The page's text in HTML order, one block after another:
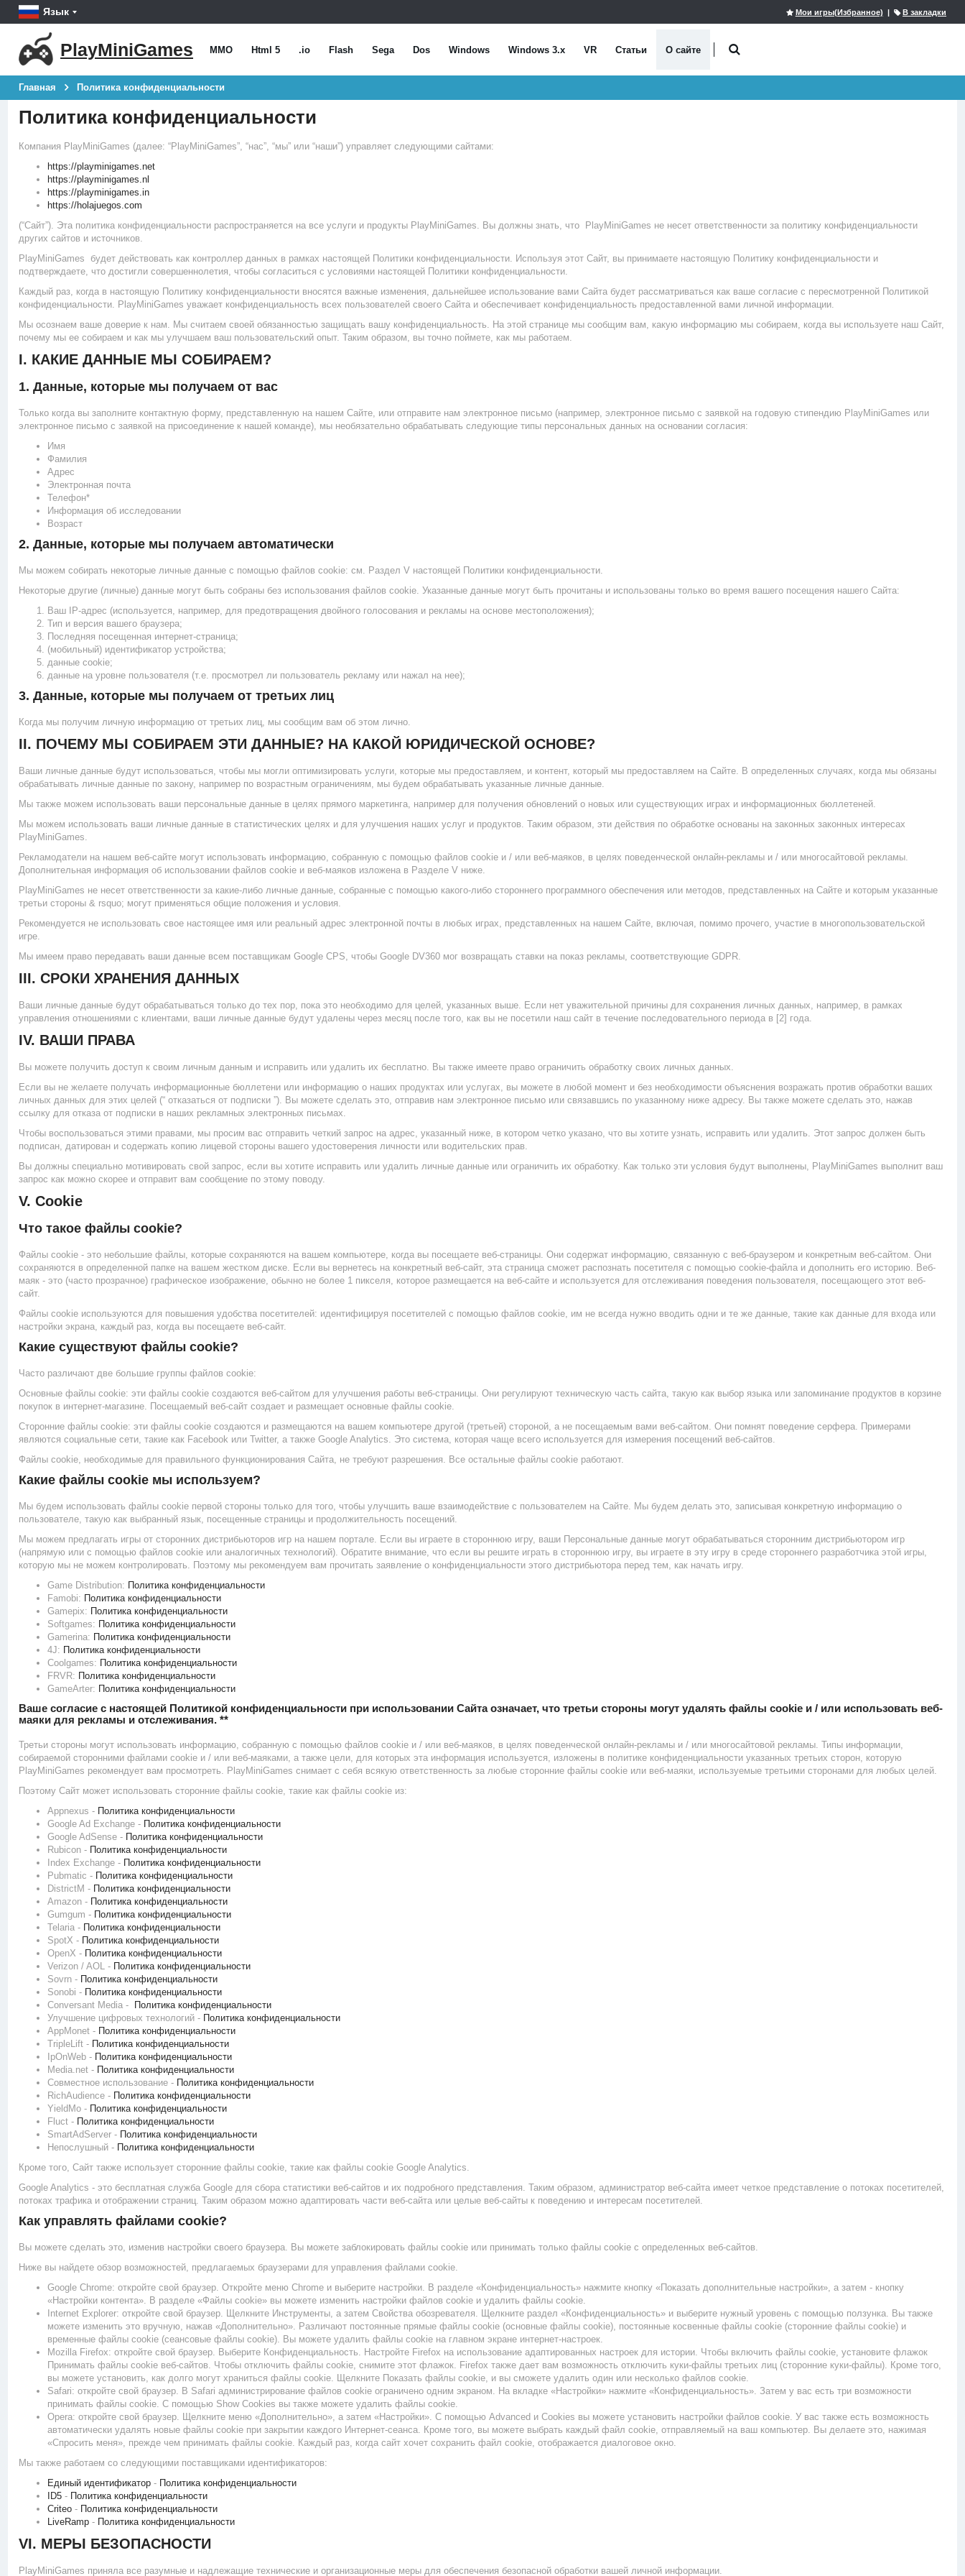
Язык Мои игры(Избранное) | В закладки
PlayMiniGames MMO Html 5 .io Flash Sega Dos Windows Windows 3.x VR Статьи О сайте
Главная Политика конфиденциальности
Политика конфиденциальности
Компания PlayMiniGames (далее: “PlayMiniGames”, “нас”, “мы” или “наши”) управляет следующими сайтами:
https://playminigames.net
https://playminigames.nl
https://playminigames.in
https://holajuegos.com
(“Сайт”). Эта политика конфиденциальности распространяется на все услуги и продукты PlayMiniGames. Вы должны знать, что PlayMiniGames не несет ответственности за политику конфиденциальности
других сайтов и источников.
PlayMiniGames будет действовать как контроллер данных в рамках настоящей Политики конфиденциальности. Используя этот Сайт, вы принимаете настоящую Политику конфиденциальности и
подтверждаете, что достигли совершеннолетия, чтобы согласиться с условиями настоящей Политики конфиденциальности.
Каждый раз, когда в настоящую Политику конфиденциальности вносятся важные изменения, дальнейшее использование вами Сайта будет рассматриваться как ваше согласие с пересмотренной Политикой
конфиденциальности. PlayMiniGames уважает конфиденциальность всех пользователей своего Сайта и обеспечивает конфиденциальность предоставленной вами личной информации.
Мы осознаем ваше доверие к нам. Мы считаем своей обязанностью защищать вашу конфиденциальность. На этой странице мы сообщим вам, какую информацию мы собираем, когда вы используете наш Сайт,
почему мы ее собираем и как мы улучшаем ваш пользовательский опыт. Таким образом, вы точно поймете, как мы работаем.
I. КАКИЕ ДАННЫЕ МЫ СОБИРАЕМ?
1. Данные, которые мы получаем от вас
Только когда вы заполните контактную форму, представленную на нашем Сайте, или отправите нам электронное письмо (например, электронное письмо с заявкой на годовую стипендию PlayMiniGames или
электронное письмо с заявкой на присоединение к нашей команде), мы необязательно обрабатывать следующие типы персональных данных на основании согласия:
Имя
Фамилия
Адрес
Электронная почта
Телефон*
Информация об исследовании
Возраст
2. Данные, которые мы получаем автоматически
Мы можем собирать некоторые личные данные с помощью файлов cookie: см. Раздел V настоящей Политики конфиденциальности.
Некоторые другие (личные) данные могут быть собраны без использования файлов cookie. Указанные данные могут быть прочитаны и использованы только во время вашего посещения нашего Сайта:
Ваш IP-адрес (используется, например, для предотвращения двойного голосования и рекламы на основе местоположения);
Тип и версия вашего браузера;
Последняя посещенная интернет-страница;
(мобильный) идентификатор устройства;
данные cookie;
данные на уровне пользователя (т.е. просмотрел ли пользователь рекламу или нажал на нее);
3. Данные, которые мы получаем от третьих лиц
Когда мы получим личную информацию от третьих лиц, мы сообщим вам об этом лично.
II. ПОЧЕМУ МЫ СОБИРАЕМ ЭТИ ДАННЫЕ? НА КАКОЙ ЮРИДИЧЕСКОЙ ОСНОВЕ?
Ваши личные данные будут использоваться, чтобы мы могли оптимизировать услуги, которые мы предоставляем, и контент, который мы предоставляем на Сайте. В определенных случаях, когда мы обязаны
обрабатывать личные данные по закону, например по возрастным ограничениям, мы будем обрабатывать указанные личные данные.
Мы также можем использовать ваши персональные данные в целях прямого маркетинга, например для получения обновлений о новых или существующих играх и информационных бюллетеней.
Мы можем использовать ваши личные данные в статистических целях и для улучшения наших услуг и продуктов. Таким образом, эти действия по обработке основаны на законных законных интересах
PlayMiniGames.
Рекламодатели на нашем веб-сайте могут использовать информацию, собранную с помощью файлов cookie и / или веб-маяков, в целях поведенческой онлайн-рекламы и / или многосайтовой рекламы.
Дополнительная информация об использовании файлов cookie и веб-маяков изложена в Разделе V ниже.
PlayMiniGames не несет ответственности за какие-либо личные данные, собранные с помощью какого-либо стороннего программного обеспечения или методов, представленных на Сайте и которым указанные
третьи стороны & rsquo; могут применяться общие положения и условия.
Рекомендуется не использовать свое настоящее имя или реальный адрес электронной почты в любых играх, представленных на нашем Сайте, включая, помимо прочего, участие в многопользовательской
игре.
Мы имеем право передавать ваши данные всем поставщикам Google CPS, чтобы Google DV360 мог возвращать ставки на показ рекламы, соответствующие GDPR.
III. СРОКИ ХРАНЕНИЯ ДАННЫХ
Ваши личные данные будут обрабатываться только до тех пор, пока это необходимо для целей, указанных выше. Если нет уважительной причины для сохранения личных данных, например, в рамках
управления отношениями с клиентами, ваши личные данные будут удалены через месяц после того, как вы не посетили наш сайт в течение последовательного периода в [2] года.
IV. ВАШИ ПРАВА
Вы можете получить доступ к своим личным данным и исправить или удалить их бесплатно. Вы также имеете право ограничить обработку своих личных данных.
Если вы не желаете получать информационные бюллетени или информацию о наших продуктах или услугах, вы можете в любой момент и без необходимости объяснения возражать против обработки ваших
личных данных для этих целей (“ отказаться от подписки ”). Вы можете сделать это, отправив нам электронное письмо или связавшись по указанному ниже адресу. Вы также можете сделать это, нажав
ссылку для отказа от подписки в наших рекламных электронных письмах.
Чтобы воспользоваться этими правами, мы просим вас отправить четкий запрос на адрес, указанный ниже, в котором четко указано, что вы хотите узнать, исправить или удалить. Этот запрос должен быть
подписан, датирован и содержать копию лицевой стороны вашего удостоверения личности или водительских прав.
Вы должны специально мотивировать свой запрос, если вы хотите исправить или удалить личные данные или ограничить их обработку. Как только эти условия будут выполнены, PlayMiniGames выполнит ваш
запрос как можно скорее и отправит вам сообщение по этому поводу.
V. Cookie
Что такое файлы cookie?
Файлы cookie - это небольшие файлы, которые сохраняются на вашем компьютере, когда вы посещаете веб-страницы. Они содержат информацию, связанную с веб-браузером и конкретным веб-сайтом. Они
сохраняются в определенной папке на вашем жестком диске. Если вы вернетесь на конкретный веб-сайт, эта страница сможет распознать посетителя с помощью cookie-файла и дополнить его историю. Веб-
маяк - это (часто прозрачное) графическое изображение, обычно не более 1 пикселя, которое размещается на веб-сайте и используется для отслеживания поведения пользователя, посещающего этот веб-
сайт.
Файлы cookie используются для повышения удобства посетителей: идентифицируя посетителей с помощью файлов cookie, им не всегда нужно вводить одни и те же данные, такие как данные для входа или
настройки экрана, каждый раз, когда вы посещаете веб-сайт.
Какие существуют файлы cookie?
Часто различают две большие группы файлов cookie:
Основные файлы cookie: эти файлы cookie создаются веб-сайтом для улучшения работы веб-страницы. Они регулируют техническую часть сайта, такую ​​как выбор языка или запоминание продуктов в корзине
покупок в интернет-магазине. Посещаемый веб-сайт создает и размещает основные файлы cookie.
Сторонние файлы cookie: эти файлы cookie создаются и размещаются на вашем компьютере другой (третьей) стороной, а не посещаемым вами веб-сайтом. Они помнят поведение серфера. Примерами
являются социальные сети, такие как Facebook или Twitter, а также Google Analytics. Это система, которая чаще всего используется для измерения посещений веб-сайтов.
Файлы cookie, необходимые для правильного функционирования Сайта, не требуют разрешения. Все остальные файлы cookie работают.
Какие файлы cookie мы используем?
Мы будем использовать файлы cookie первой стороны только для того, чтобы улучшить ваше взаимодействие с пользователем на Сайте. Мы будем делать это, записывая конкретную информацию о
пользователе, такую ​​как выбранный язык, посещенные страницы и продолжительность посещений.
Мы можем предлагать игры от сторонних дистрибьюторов игр на нашем портале. Если вы играете в стороннюю игру, ваши Персональные данные могут обрабатываться сторонним дистрибьютором игр
(напрямую или с помощью файлов cookie или аналогичных технологий). Обратите внимание, что если вы решите играть в стороннюю игру, вы играете в эту игру в среде стороннего разработчика этой игры,
которую мы не можем контролировать. Поэтому мы рекомендуем вам прочитать заявление о конфиденциальности этого дистрибьютора перед тем, как начать игру.
Game Distribution: Политика конфиденциальности
Famobi: Политика конфиденциальности
Gamepix: Политика конфиденциальности
Softgames: Политика конфиденциальности
Gamerina: Политика конфиденциальности
4J: Политика конфиденциальности
Coolgames: Политика конфиденциальности
FRVR: Политика конфиденциальности
GameArter: Политика конфиденциальности
Ваше согласие с настоящей Политикой конфиденциальности при использовании Сайта означает, что третьи стороны могут удалять файлы cookie и / или использовать веб-
маяки для рекламы и отслеживания. **
Третьи стороны могут использовать информацию, собранную с помощью файлов cookie и / или веб-маяков, в целях поведенческой онлайн-рекламы и / или многосайтовой рекламы. Типы информации,
собираемой сторонними файлами cookie и / или веб-маяками, а также цели, для которых эта информация используется, изложены в политике конфиденциальности указанных третьих сторон, которую
PlayMiniGames рекомендует вам просмотреть. PlayMiniGames снимает с себя всякую ответственность за любые сторонние файлы cookie или веб-маяки, используемые третьими сторонами для любых целей.
Поэтому Сайт может использовать сторонние файлы cookie, такие как файлы cookie из:
Appnexus - Политика конфиденциальности
Google Ad Exchange - Политика конфиденциальности
Google AdSense - Политика конфиденциальности
Rubicon - Политика конфиденциальности
Index Exchange - Политика конфиденциальности
Pubmatic - Политика конфиденциальности
DistrictM - Политика конфиденциальности
Amazon - Политика конфиденциальности
Gumgum - Политика конфиденциальности
Telaria - Политика конфиденциальности
SpotX - Политика конфиденциальности
OpenX - Политика конфиденциальности
Verizon / AOL - Политика конфиденциальности
Sovrn - Политика конфиденциальности
Sonobi - Политика конфиденциальности
Conversant Media -
Политика конфиденциальности
Улучшение цифровых технологий - Политика конфиденциальности
AppMonet - Политика конфиденциальности
TripleLift - Политика конфиденциальности
IpOnWeb - Политика конфиденциальности
Media.net - Политика конфиденциальности
Совместное использование - Политика конфиденциальности
RichAudience - Политика конфиденциальности
YieldMo - Политика конфиденциальности
Fluct - Политика конфиденциальности
SmartAdServer - Политика конфиденциальности
Непослушный - Политика конфиденциальности
Кроме того, Сайт также использует сторонние файлы cookie, такие как файлы cookie Google Analytics.
Google Analytics - это бесплатная служба Google для сбора статистики веб-сайтов и их подробного представления. Таким образом, администратор веб-сайта имеет четкое представление о потоках посетителей,
потоках трафика и отображении страниц. Таким образом можно адаптировать части веб-сайта или целые веб-сайты к поведению и интересам посетителей.
Как управлять файлами cookie?
Вы можете сделать это, изменив настройки своего браузера. Вы можете заблокировать файлы cookie или принимать только файлы cookie с определенных веб-сайтов.
Ниже вы найдете обзор возможностей, предлагаемых браузерами для управления файлами cookie.
Google Chrome: откройте свой браузер. Откройте меню Chrome и выберите настройки. В разделе «Конфиденциальность» нажмите кнопку «Показать дополнительные настройки», а затем - кнопку
«Настройки контента». В разделе «Файлы cookie» вы можете изменить настройки файлов cookie и удалить файлы cookie.
Internet Explorer: откройте свой браузер. Щелкните Инструменты, а затем Свойства обозревателя. Щелкните раздел «Конфиденциальность» и выберите нужный уровень с помощью ползунка. Вы также
можете изменить это вручную, нажав «Дополнительно». Различают постоянные прямые файлы cookie (основные файлы cookie), постоянные косвенные файлы cookie (сторонние файлы cookie) и
временные файлы cookie (сеансовые файлы cookie). Вы можете удалить файлы cookie на главном экране интернет-настроек.
Mozilla Firefox: откройте свой браузер. Выберите Конфиденциальность. Настройте Firefox на использование адаптированных настроек для истории. Чтобы включить файлы cookie, установите флажок
Принимать файлы cookie веб-сайтов. Чтобы отключить файлы cookie, снимите этот флажок. Firefox также дает вам возможность отключить куки-файлы третьих лиц (сторонние куки-файлы). Кроме того,
вы можете установить, как долго могут храниться файлы cookie. Щелкните Показать файлы cookie, и вы сможете удалить один или несколько файлов cookie.
Safari: откройте свой браузер. В Safari администрирование файлов cookie ограничено одним экраном. На вкладке «Настройки» нажмите «Конфиденциальность». Затем у вас есть три возможности
принимать файлы cookie. С помощью Show Cookies вы также можете удалить файлы cookie.
Opera: откройте свой браузер. Щелкните меню «Дополнительно», а затем «Настройки». С помощью Advanced и Cookies вы можете установить настройки файлов cookie. У вас также есть возможность
автоматически удалять новые файлы cookie при закрытии каждого Интернет-сеанса. Кроме того, вы можете выбрать каждый файл cookie, отправляемый на ваш компьютер. Вы делаете это, нажимая
«Спросить меня», прежде чем принимать файлы cookie. Каждый раз, когда сайт хочет сохранить файл cookie, отображается диалоговое окно.
Мы также работаем со следующими поставщиками идентификаторов:
Единый идентификатор - Политика конфиденциальности
ID5 - Политика конфиденциальности
Criteo - Политика конфиденциальности
LiveRamp - Политика конфиденциальности
VI. МЕРЫ БЕЗОПАСНОСТИ
PlayMiniGames приняла все разумные и надлежащие технические и организационные меры для обеспечения безопасной обработки вашей личной информации.